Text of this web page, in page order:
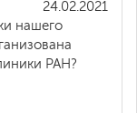
24.02.2021
нашего
РАН?